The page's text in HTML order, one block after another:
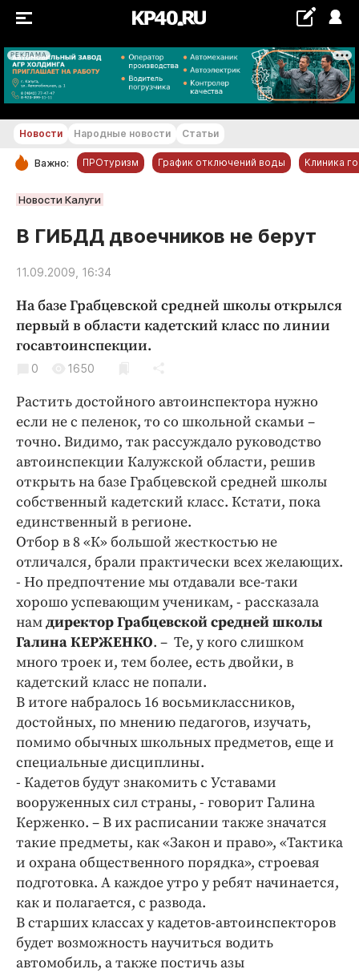
РЕКЛАМА
+18...+19 °С
РУБРИКИ
Обнинск
Новости компаний
Статьи
Народные новости
Авто и транспорт
Благоустройство
Криминал
Недвижимость и ЖКХ
Образование
Общество
Погода
Праздники
Происшествия
Спорт
Экономика и бизнес
ПРОЕКТЫ
Блоги
Издания
Медиаперсона
Интересное чтиво
Клиника года
Бренд года
Работодатель года
Новости Народные новости Статьи
Важно: ПРОтуризм График отключений воды Клиника
Новости Калуги
В ГИБДД двоечников не берут
11.09.2009, 16:34
На базе Грабцевской средней школы открылся
первый в области кадетский класс по линии
госавтоинспекции.
0 1650
Растить достойного автоинспектора нужно
если не с пеленок, то со школьной скамьи –
точно. Видимо, так рассуждало руководство
автоинспекции Калужской области, решив
открыть на базе Грабцевской средней школы
собственный кадетский класс. Кстати, пока
единственный в регионе.
Отбор в 8 «К» большой жесткостью не
отличался, брали практически всех желающих.
- Но предпочтение мы отдавали все-таки
хорошо успевающим ученикам, - рассказала
намдиректор Грабцевской средней школы
Галина КЕРЖЕНКО. – Те, у кого слишком
много троек и, тем более, есть двойки, в
кадетский класс не попали.
В итоге набралось 16 восьмиклассников,
достойных, по мнению педагогов, изучать,
помимо обычных школьных предметов, еще и
специальные дисциплины.
- Кадетов будут знакомить с Уставами
вооруженных сил страны, - говорит Галина
Керженко. – В их расписании также значатся
такие предметы, как «Закон и право», «Тактика
и охрана общественного порядка», строевая
подготовка. А каждое утро у ребят начинается,
как и полагается, с развода.
В старших классах у кадетов-автоинспекторов
будет возможность научиться водить
автомобиль, а также постичь азы